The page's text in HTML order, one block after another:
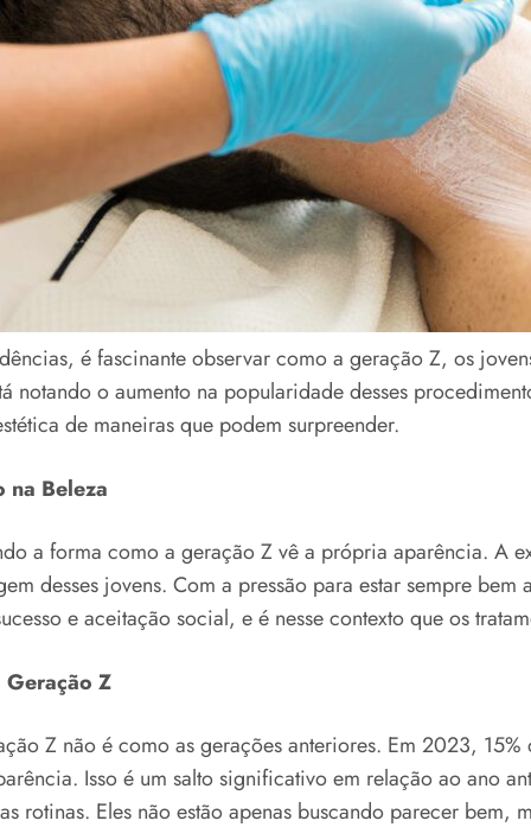
é fascinante observar como a geração Z, os
notando o aumento na popularidade desses
de maneiras que podem surpreender.
na Beleza
a forma como a geração Z vê a própria aparência. A
desses jovens. Com a pressão para estar sempre
e aceitação social, e é nesse contexto que os
Geração Z
Z não é como as gerações anteriores. Em 2023,
Isso é um salto significativo em relação ao ano
rotinas. Eles não estão apenas buscando parecer bem,